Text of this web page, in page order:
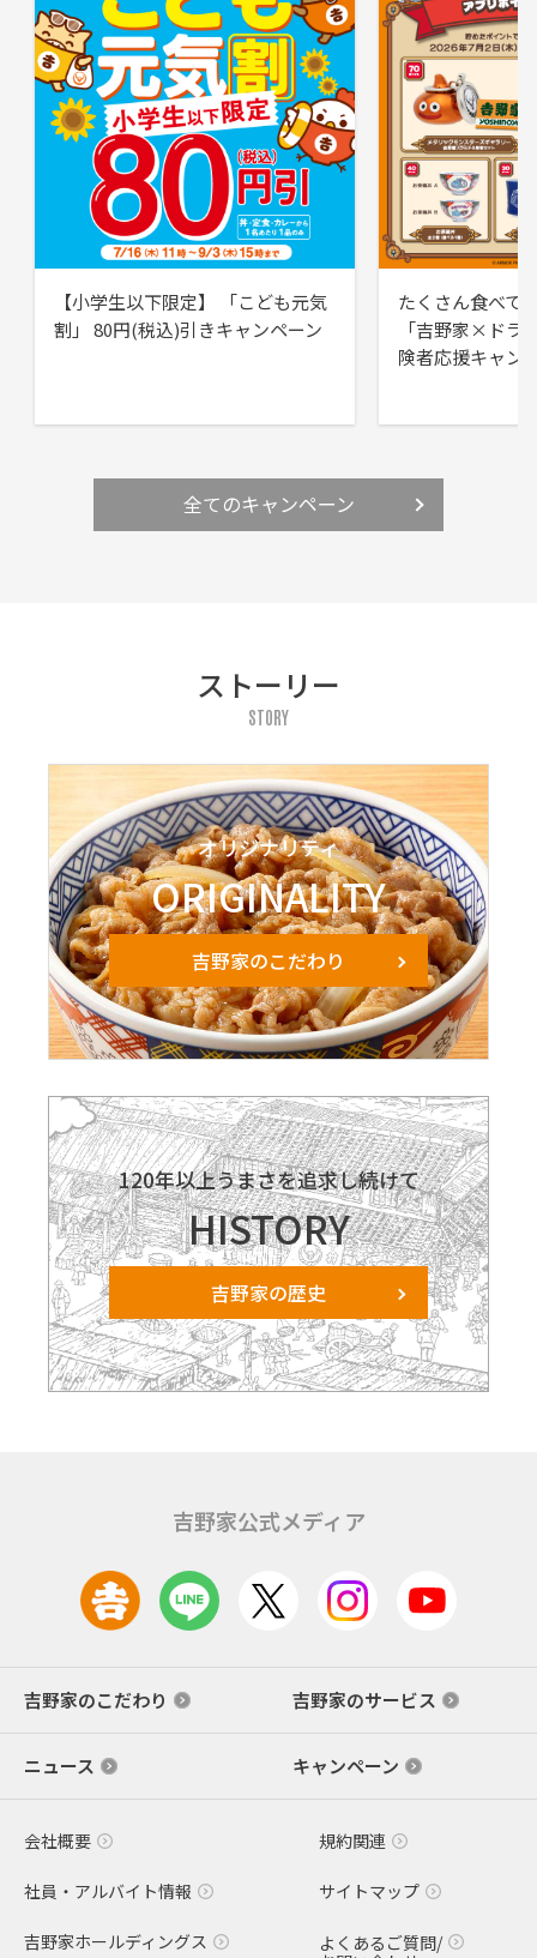
【小学生以下限定】 「こども元気
割」 80円(税込)引きキャンペーン
たくさん食べて
「吉野家×ドラ
険者応援キャン
全てのキャンペーン
ストーリー
STORY
オリジナリティ
ORIGINALITY
吉野家のこだわり
120年以上うまさを追求し続けて
HISTORY
吉野家の歴史
吉野家公式メディア
吉野家のこだわり 吉野家のサービス
ニュース キャンペーン
会社概要 規約関連
社員・アルバイト情報 サイトマップ
吉野家ホールディングス
よくあるご質問/